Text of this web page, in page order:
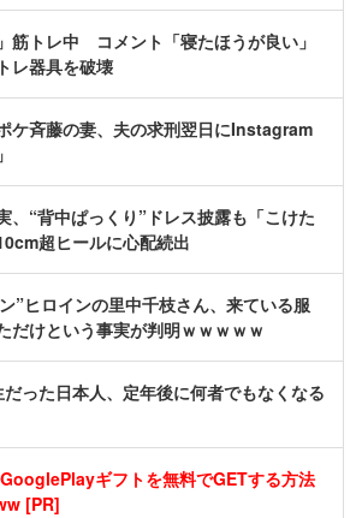
筋トレ中 コメント「寝たほうが良い」
レ器具を破壊
ケ斉藤の妻、夫の求刑翌日にInstagram
、“背中ぱっくり”ドレス披露も「こけた
超ヒールに心配続出
”ヒロインの里中千枝さん、来ている服
だけという事実が判明ｗｗｗｗｗ
だった日本人、定年後に何者でもなくなる
ギフトを無料でGETする方法
[PR]